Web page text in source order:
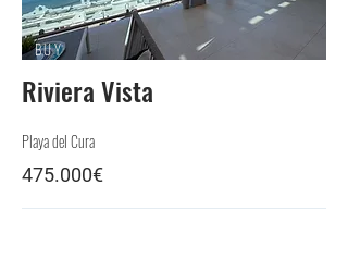
BUY
Riviera Vista
Playa del Cura
475.000€